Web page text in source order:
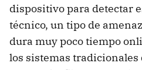
dispositivo para detectar
técnico, un tipo de
dura muy poco tiempo
los sistemas tradicionales